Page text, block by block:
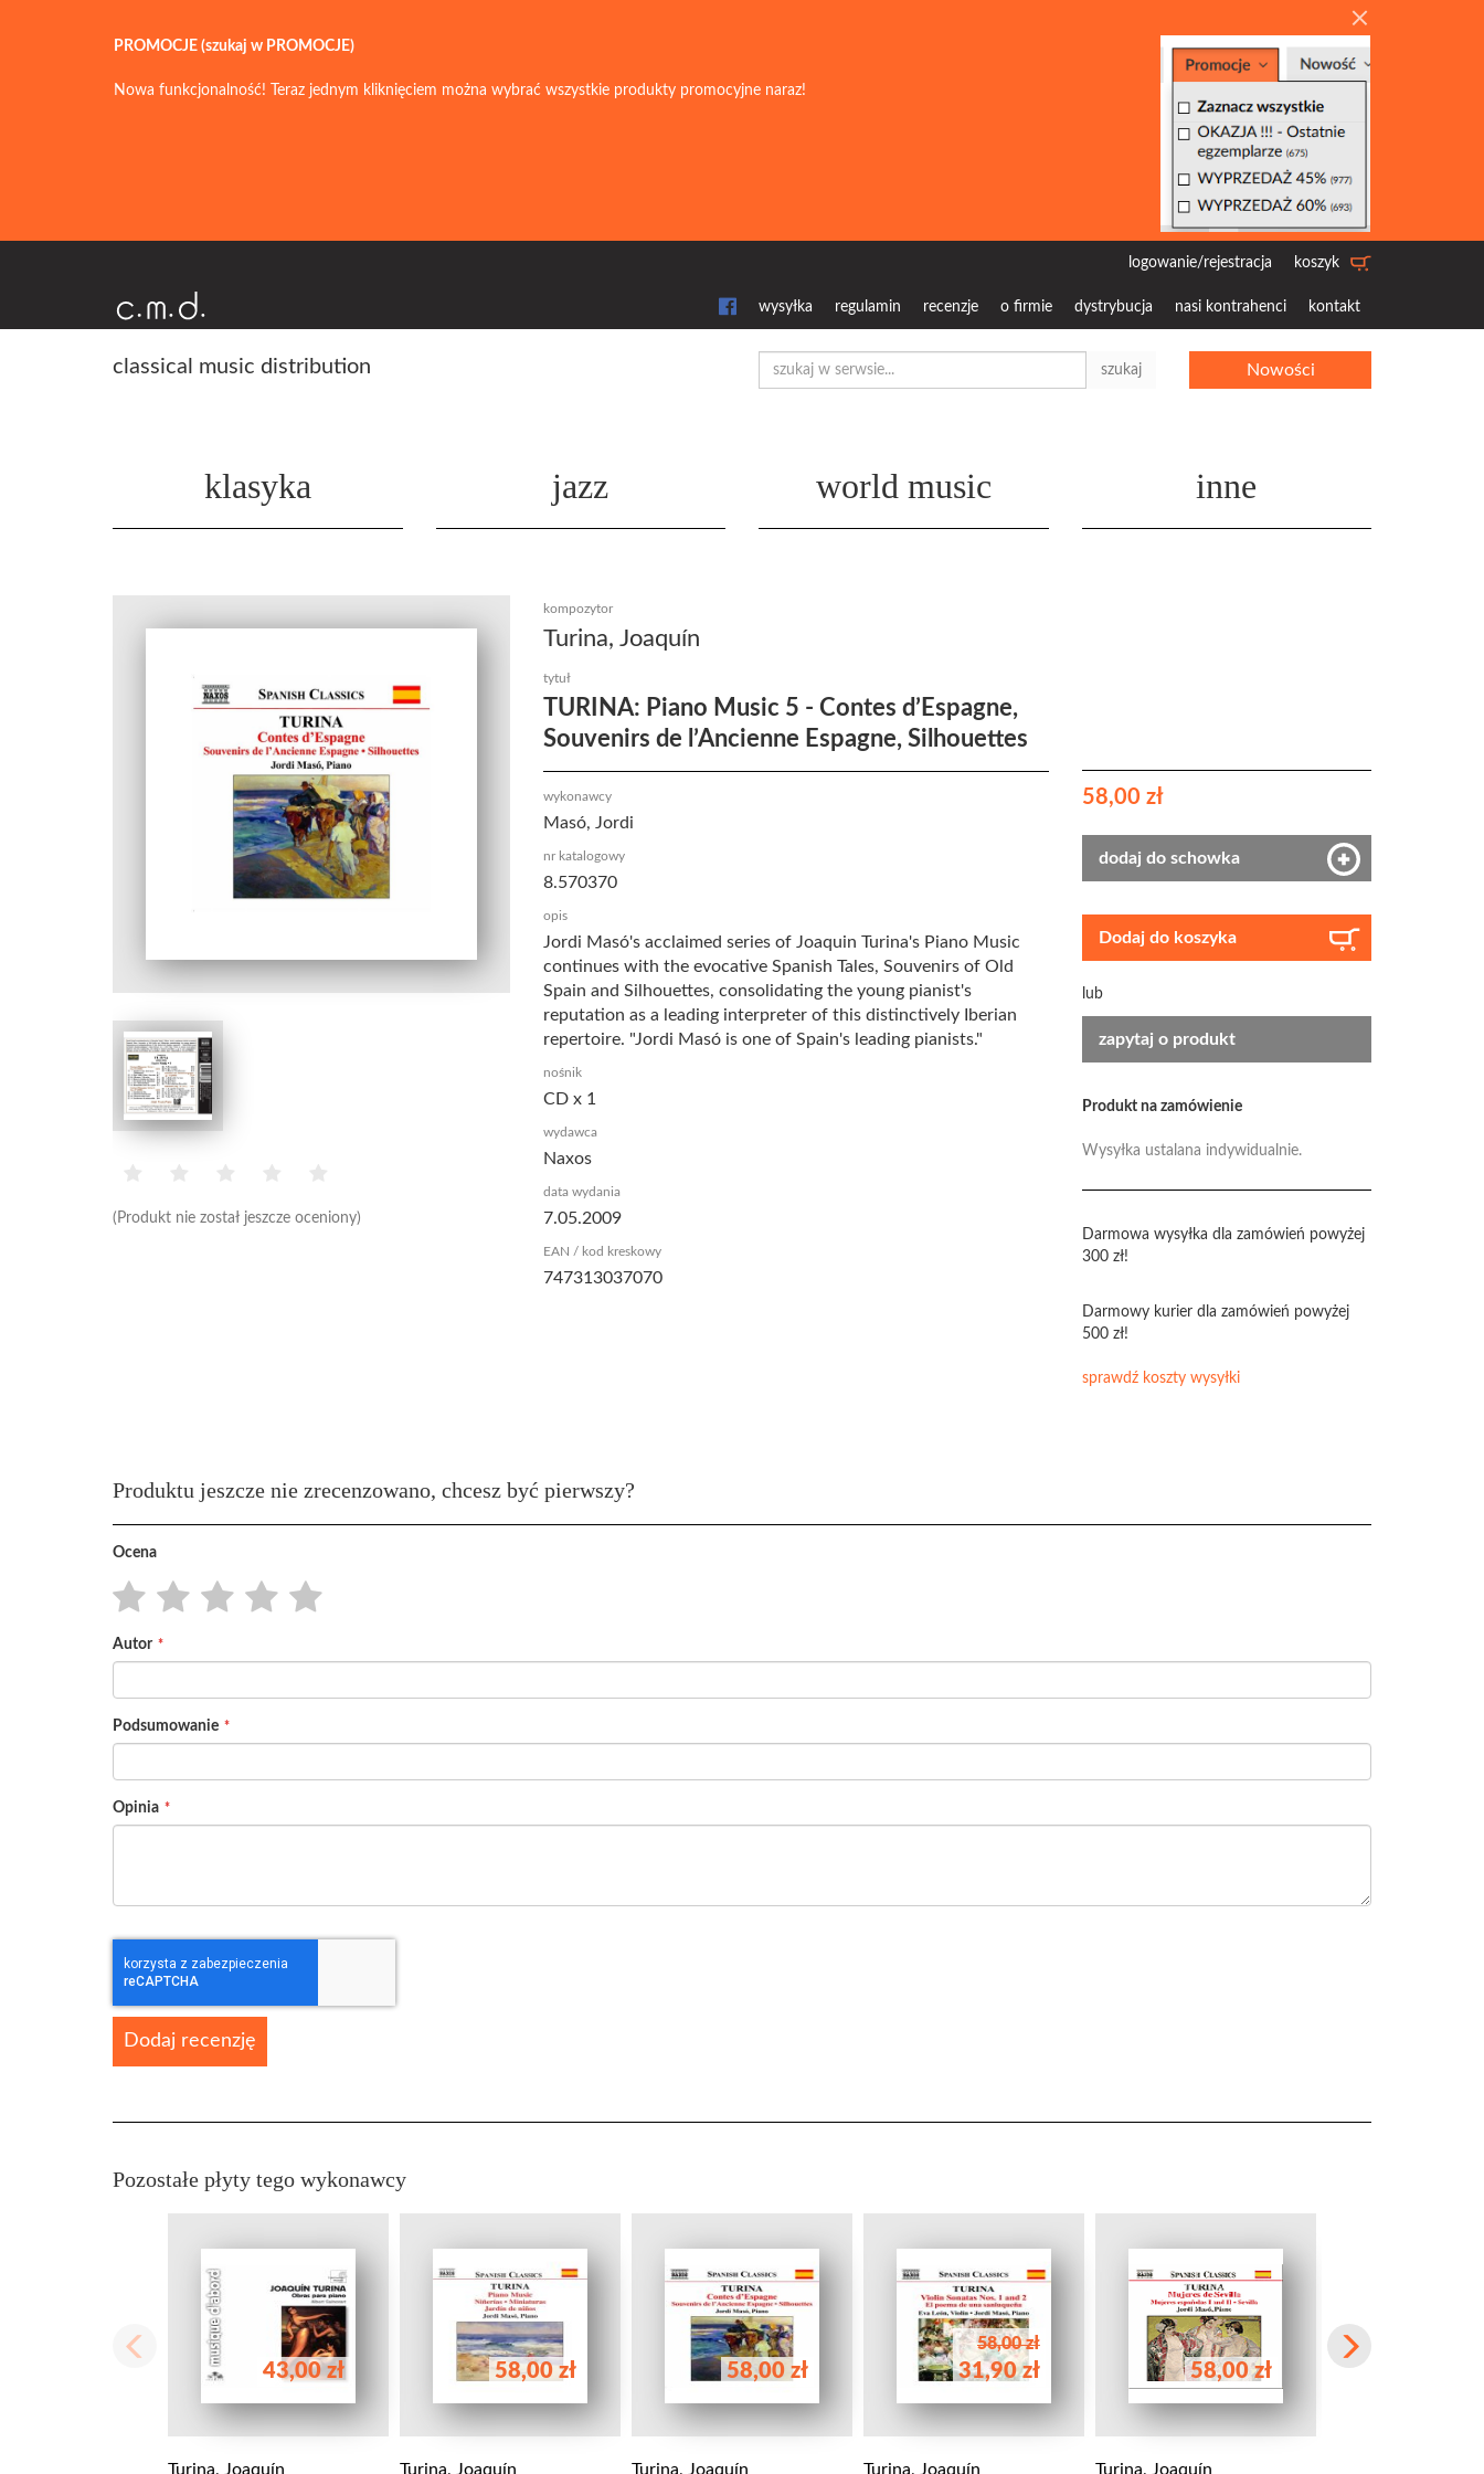
PROMOCJE (szukaj w PROMOCJE)
Nowa funkcjonalność! Teraz jednym kliknięciem można wybrać wszystkie produkty promocyjne naraz!
koszyk
logowanie/rejestracja
wysyłka regulamin recenzje o firmie dystrybucja nasi kontrahenci kontakt
classical music distribution szukaj Nowości
klasyka jazz world music inne
(Produkt nie został jeszcze oceniony)
kompozytor
Turina, Joaquín
tytuł
TURINA: Piano Music 5 - Contes d’Espagne,
Souvenirs de l’Ancienne Espagne, Silhouettes
wykonawcy
Masó, Jordi
nr katalogowy
8.570370
opis
Jordi Masó's acclaimed series of Joaquin Turina's Piano Music
continues with the evocative Spanish Tales, Souvenirs of Old
Spain and Silhouettes, consolidating the young pianist's
reputation as a leading interpreter of this distinctively Iberian
repertoire. "Jordi Masó is one of Spain's leading pianists."
nośnik
CD x 1
wydawca
Naxos
data wydania
7.05.2009
EAN / kod kreskowy
747313037070
58,00 zł
dodaj do schowka
Dodaj do koszyka
lub
zapytaj o produkt
Produkt na zamówienie
Wysyłka ustalana indywidualnie.
Darmowa wysyłka dla zamówień powyżej
300 zł!
Darmowy kurier dla zamówień powyżej
500 zł!
sprawdź koszty wysyłki
Produktu jeszcze nie zrecenzowano, chcesz być pierwszy?
Ocena
star
stars
stars
stars
stars
Autor
Podsumowanie
Opinia
Dodaj recenzję
Pozostałe płyty tego wykonawcy
43,00 zł
Turina, Joaquín
58,00 zł
Turina, Joaquín
58,00 zł
Turina, Joaquín
58,00 zł
31,90 zł
Turina, Joaquín
58,00 zł
Turina, Joaquín